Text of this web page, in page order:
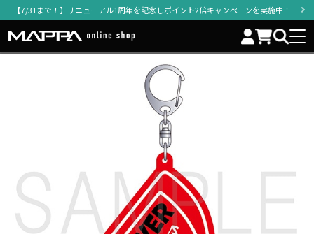
【7/31まで！】リニューアル1周年を記念しポイント2倍キャンペーンを実施中！